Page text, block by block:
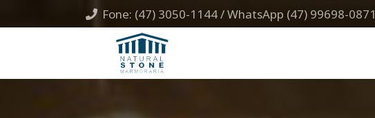
Fone: (47) 3050-1144 / WhatsApp (47) 99698-0871